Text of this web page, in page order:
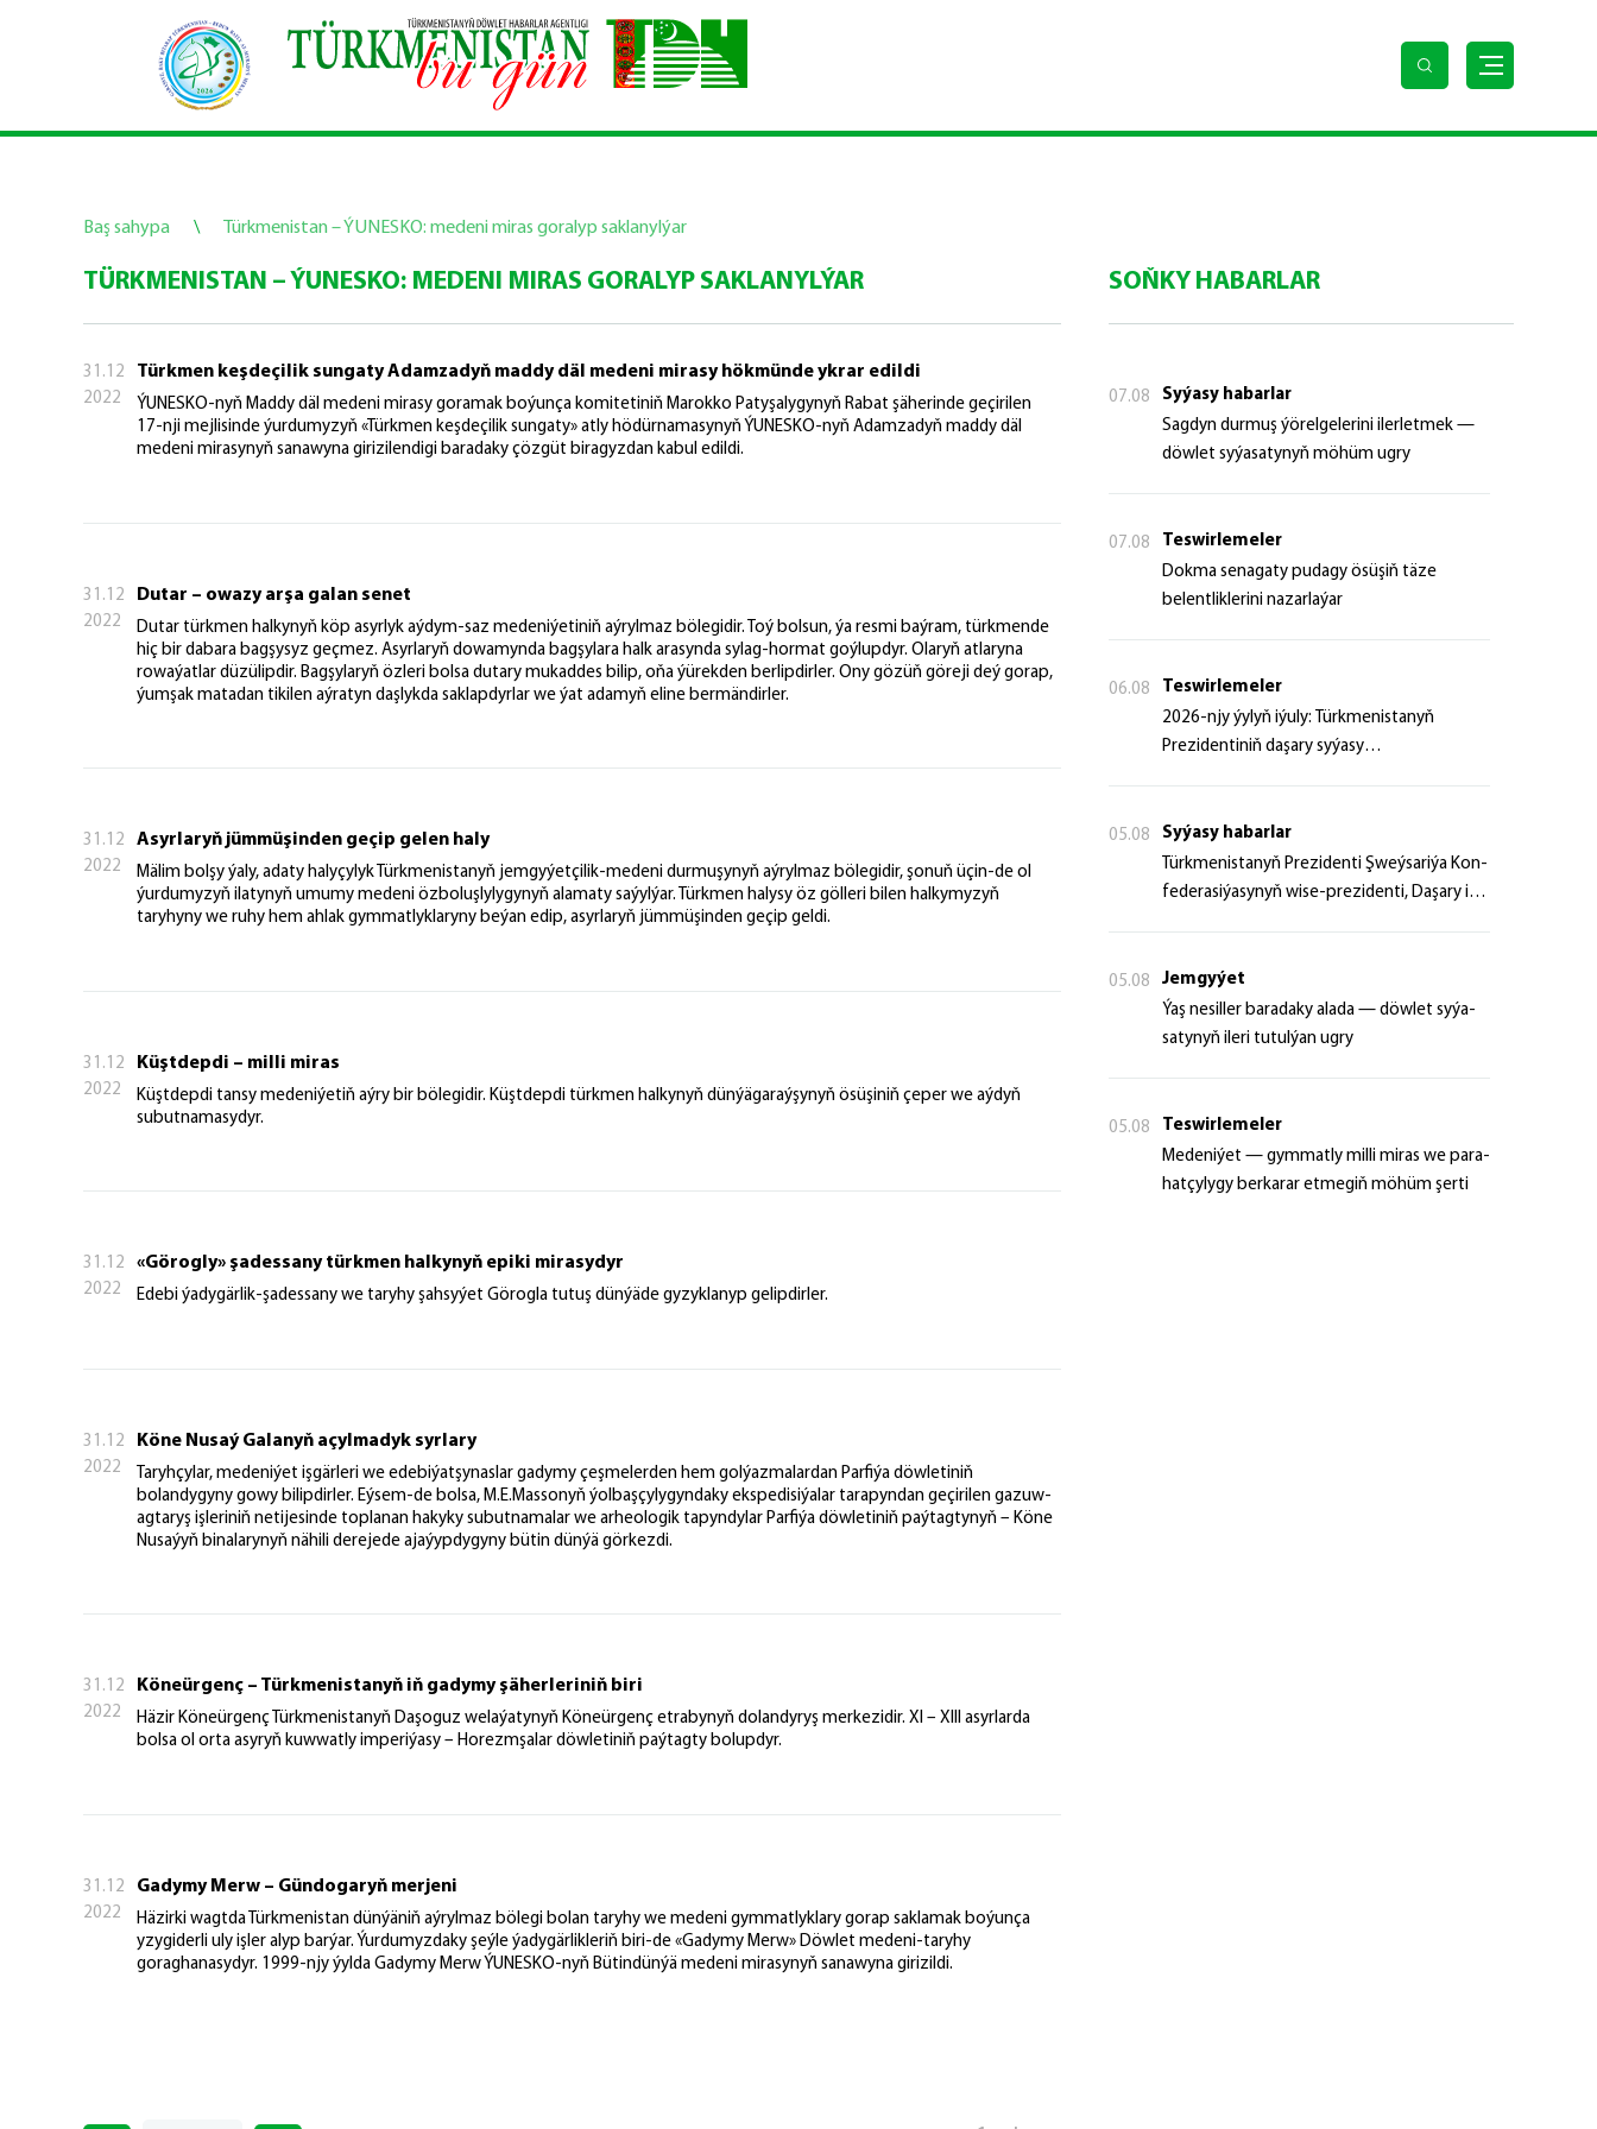
Baş sahypa \ Türkmenistan – ÝUNESKO: medeni miras goralyp saklanylýar
TÜRKMENISTAN – ÝUNESKO: MEDENI MIRAS GORALYP SAKLANYLÝAR
31.12
2022
Türkmen keşdeçilik sungaty Adamzadyň maddy däl medeni mirasy hökmünde ykrar edildi
ÝUNESKO-nyň Maddy däl medeni mirasy goramak boýunça komitetiniň Marokko Patyşalygynyň Rabat şäherinde geçirilen
17-nji mejlisinde ýurdumyzyň «Türkmen keşdeçilik sungaty» atly hödürnamasynyň ÝUNESKO-nyň Adamzadyň maddy däl
medeni mirasynyň sanawyna girizilendigi baradaky çözgüt biragyzdan kabul edildi.
31.12
2022
Dutar – owazy arşa galan senet
Dutar türkmen halkynyň köp asyrlyk aýdym-saz medeniýetiniň aýrylmaz bölegidir. Toý bolsun, ýa resmi baýram, türkmende
hiç bir dabara bagşysyz geçmez. Asyrlaryň dowamynda bagşylara halk arasynda sylag-hormat goýlupdyr. Olaryň atlaryna
rowaýatlar düzülipdir. Bagşylaryň özleri bolsa dutary mukaddes bilip, oňa ýürekden berlipdirler. Ony gözüň göreji deý gorap,
ýumşak matadan tikilen aýratyn daşlykda saklapdyrlar we ýat adamyň eline bermändirler.
31.12
2022
Asyrlaryň jümmüşinden geçip gelen haly
Mälim bolşy ýaly, adaty halyçylyk Türkmenistanyň jemgyýetçilik-medeni durmuşynyň aýrylmaz bölegidir, şonuň üçin-de ol
ýurdumyzyň ilatynyň umumy medeni özboluşlylygynyň alamaty saýylýar. Türkmen halysy öz gölleri bilen halkymyzyň
taryhyny we ruhy hem ahlak gymmatlyklaryny beýan edip, asyrlaryň jümmüşinden geçip geldi.
31.12
2022
Küştdepdi – milli miras
Küştdepdi tansy medeniýetiň aýry bir bölegidir. Küştdepdi türkmen halkynyň dünýägaraýşynyň ösüşiniň çeper we aýdyň
subutnamasydyr.
31.12
2022
«Görogly» şadessany türkmen halkynyň epiki mirasydyr
Edebi ýadygärlik-şadessany we taryhy şahsyýet Görogla tutuş dünýäde gyzyklanyp gelipdirler.
31.12
2022
Köne Nusaý Galanyň açylmadyk syrlary
Taryhçylar, medeniýet işgärleri we edebiýatşynaslar gadymy çeşmelerden hem golýazmalardan Parfiýa döwletiniň
bolandygyny gowy bilipdirler. Eýsem-de bolsa, M.E.Massonyň ýolbaşçylygyndaky ekspedisiýalar tarapyndan geçirilen gazuw-
agtaryş işleriniň netijesinde toplanan hakyky subutnamalar we arheologik tapyndylar Parfiýa döwletiniň paýtagtynyň – Köne
Nusaýyň binalarynyň nähili derejede ajaýypdygyny bütin dünýä görkezdi.
31.12
2022
Köneürgenç – Türkmenistanyň iň gadymy şäherleriniň biri
Häzir Köneürgenç Türkmenistanyň Daşoguz welaýatynyň Köneürgenç etrabynyň dolandyryş merkezidir. XI – XIII asyrlarda
bolsa ol orta asyryň kuwwatly imperiýasy – Horezmşalar döwletiniň paýtagty bolupdyr.
31.12
2022
Gadymy Merw – Gündogaryň merjeni
Häzirki wagtda Türkmenistan dünýäniň aýrylmaz bölegi bolan taryhy we medeni gymmatlyklary gorap saklamak boýunça
yzygiderli uly işler alyp barýar. Ýurdumyzdaky şeýle ýadygärlikleriň biri-de «Gadymy Merw» Döwlet medeni-taryhy
goraghanasydyr. 1999-njy ýylda Gadymy Merw ÝUNESKO-nyň Bütindünýä medeni mirasynyň sanawyna girizildi.
SOŇKY HABARLAR
07.08
Syýasy habarlar
Sagdyn durmuş ýörelgelerini ilerletmek —
döwlet syýasatynyň möhüm ugry
07.08
Teswirlemeler
Dokma senagaty pudagy ösüşiň täze
belentliklerini nazarlaýar
06.08
Teswirlemeler
2026-njy ýylyň iýuly: Türkmenistanyň
Prezidentiniň daşary syýasy
05.08
Syýasy habarlar
Türk­me­nis­ta­nyň Prezidenti Şweý­sa­ri­ýa Kon­
fe­de­ra­si­ýa­sy­nyň wi­se-prezidenti, Da­şa­ry iş­
05.08
Jemgyýet
Ýaş ne­sil­ler ba­ra­da­ky ala­da — döw­let sy­ýa­
sa­ty­nyň ile­ri tu­tul­ýan ug­ry
05.08
Teswirlemeler
Me­de­ni­ýet — gym­mat­ly milli mi­ras we pa­ra­
hat­çy­ly­gy ber­ka­rar et­me­giň mö­hüm şer­ti